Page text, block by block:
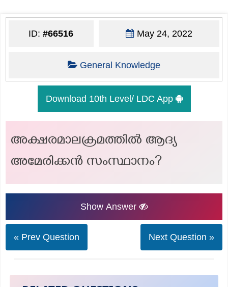
ID:#66516 May 24, 2022
General Knowledge
Download 10th Level/ LDC App
അക്ഷരമാലക്രമത്തിൽ ആദ്യ
അമേരിക്കൻ സംസ്ഥാനം?
Show Answer
« Prev Question Next Question »